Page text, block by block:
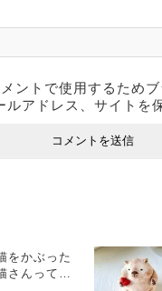
ントで使用するため
ルアドレス、サイトを
をかぶった
さんってな